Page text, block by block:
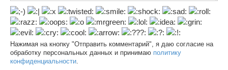
Нажимая на кнопку "Отправить комментарий", я даю согласие на
обработку персональных данных и принимаю политику
конфиденциальности